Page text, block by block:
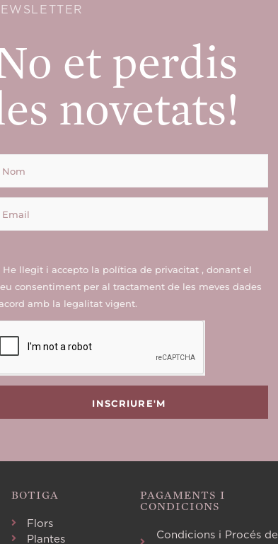
et perdis
novetats!
He llegit i accepto la política de privacitat , donant el
consentiment per al tractament de les meves dades
amb la legalitat vigent.
INSCRIURE'M
BOTIGA
Flors
Plantes
PAGAMENTS I
CONDICIONS
Condicions i Procés de